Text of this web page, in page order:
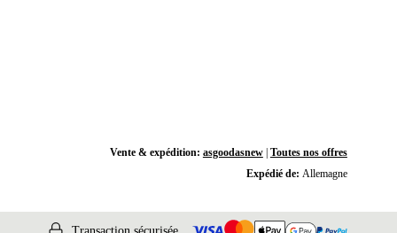
Vente & expédition: asgoodasnew| Toutes nos offres
Expédié de: Allemagne